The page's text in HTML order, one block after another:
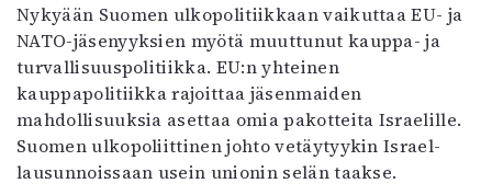
Nykyään Suomen ulkopolitiikkaan vaikuttaa EU- ja
NATO-jäsenyyksien myötä muuttunut kauppa- ja
turvallisuuspolitiikka. EU:n yhteinen
kauppapolitiikka rajoittaa jäsenmaiden
mahdollisuuksia asettaa omia pakotteita Israelille.
Suomen ulkopoliittinen johto vetäytyykin Israel-
lausunnoissaan usein unionin selän taakse.